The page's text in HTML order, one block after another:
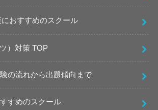
おすすめのスクール
）対策 TOP
験の流れから出題傾向まで
すめのスクール